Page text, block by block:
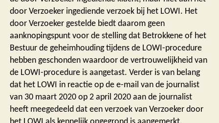
door Verzoeker ingediende verzoek bij het LOWI. Het
door Verzoeker gestelde biedt daarom geen
aanknopingspunt voor de stelling dat Betrokkene of het
Bestuur de geheimhouding tijdens de LOWI-procedure
hebben geschonden waardoor de vertrouwelijkheid van
de LOWI-procedure is aangetast. Verder is van belang
dat het LOWI in reactie op de e-mail van de journalist
van 30 maart 2020 op 2 april 2020 aan de journalist
heeft meegedeeld dat een verzoek van Verzoeker door